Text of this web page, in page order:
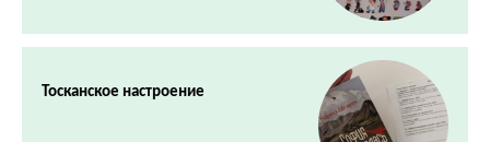
Тосканское настроение